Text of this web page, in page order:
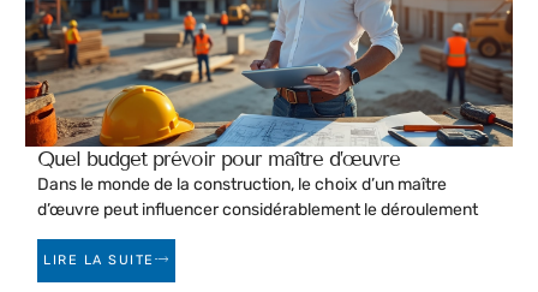
Quel budget prévoir pour maître d’œuvre
Dans le monde de la construction, le choix d’un maître
d’œuvre peut influencer considérablement le déroulement
LIRE LA SUITE